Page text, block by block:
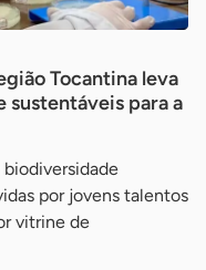
Tocantina leva
para a
por jovens talentos
vitrine de